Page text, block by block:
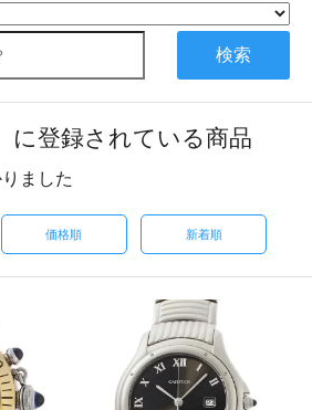
検索
に登録されている商品
ました
価格順 新着順